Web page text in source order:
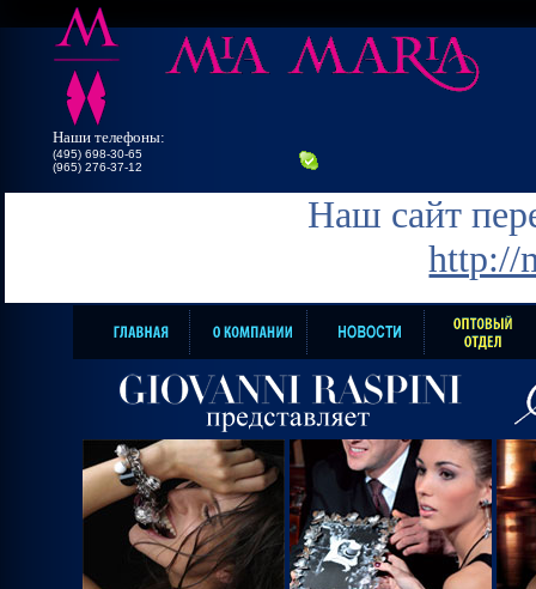
Наши телефоны:
(495) 698-30-65
(965) 276-37-12
Наш сайт
http://